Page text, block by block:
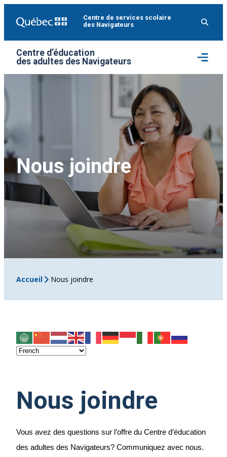
Centre de services scolaire
des Navigateurs
Centre d’éducation
des adultes des Navigateurs
Ouvrir
le
menu
Nous joindre
Accueil Nous joindre
Nous joindre
Vous avez des questions sur l’offre du Centre d’éducation
des adultes des Navigateurs? Communiquez avec nous.